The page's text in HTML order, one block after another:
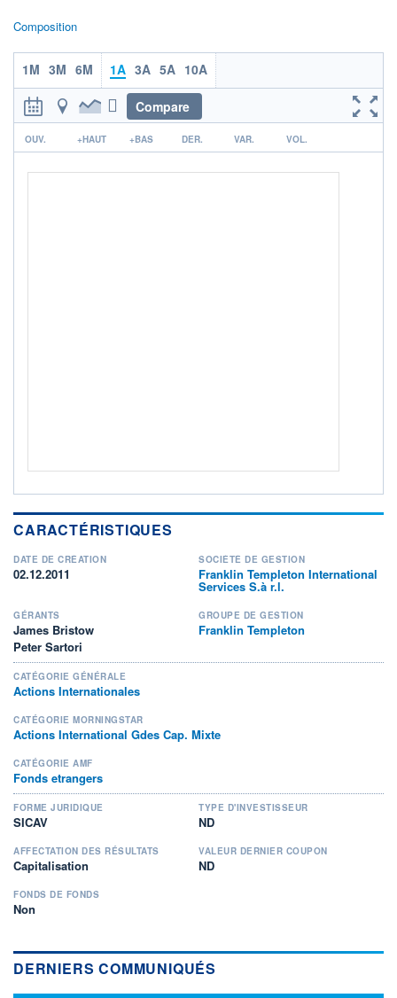
04/12 08/04
CATÉGORIE MORNINGSTAR
Actions International Gdes
Cap. Mixte
FONDS PARTENAIRES
Composition
1M 3M 6M 1A 3A 5A 10A
Compare
r
OUV. +HAUT +BAS DER. VAR. VOL.
CARACTÉRISTIQUES
DATE DE CRÉATION
02.12.2011
SOCIÉTÉ DE GESTION
Franklin Templeton International
Services S.à r.l.
GÉRANTS
James Bristow
Peter Sartori
GROUPE DE GESTION
Franklin Templeton
CATÉGORIE GÉNÉRALE
Actions Internationales
CATÉGORIE MORNINGSTAR
Actions International Gdes Cap. Mixte
CATÉGORIE AMF
Fonds etrangers
FORME JURIDIQUE
SICAV
TYPE D'INVESTISSEUR
ND
AFFECTATION DES RÉSULTATS
Capitalisation
VALEUR DERNIER COUPON
ND
FONDS DE FONDS
Non
DERNIERS COMMUNIQUÉS